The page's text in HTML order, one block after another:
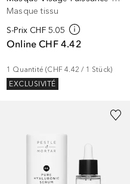
Masque tissu
S-Prix CHF 5.05
Online CHF 4.42
1 Quantité (CHF 4.42 / 1 Stück)
EXCLUSIVITÉ